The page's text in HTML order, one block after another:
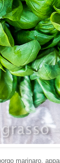
marinaro,